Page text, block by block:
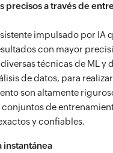
precisos a través de
impulsado por IA
con mayor
técnicas de ML
de datos, para
son altamente
de
y confiables.
instantánea